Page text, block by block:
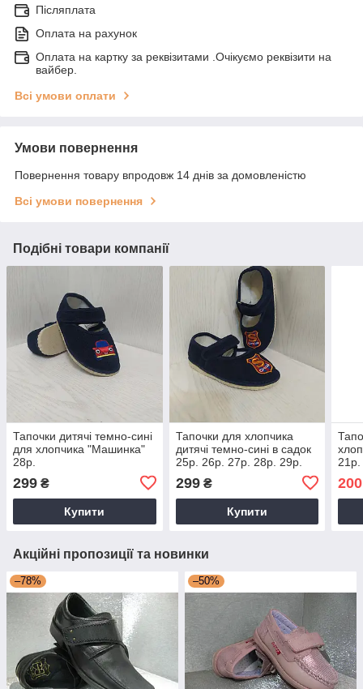
Післяплата
Оплата на рахунок
Оплата на картку за реквізитами .Очікуємо реквізити на
вайбер.
Всі умови оплати
Умови повернення
Повернення товару впродовж 14 днів за домовленістю
Всі умови повернення
Подібні товари компанії
Тапочки дитячі темно-сині
для хлопчика "Машинка"
28р.
299 ₴
Купити
Тапочки для хлопчика
дитячі темно-сині в садок
25р. 26р. 27р. 28р. 29р.
299₴
Купити
21р.
200
Акційні пропозиції та новинки
–78% –50%